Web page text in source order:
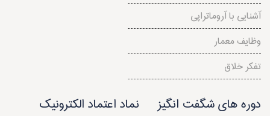
آشنایی با آروماتراپی
وظایف معمار
تفکر خلاق
دوره های شگفت انگیز نماد اعتماد الکترونیک